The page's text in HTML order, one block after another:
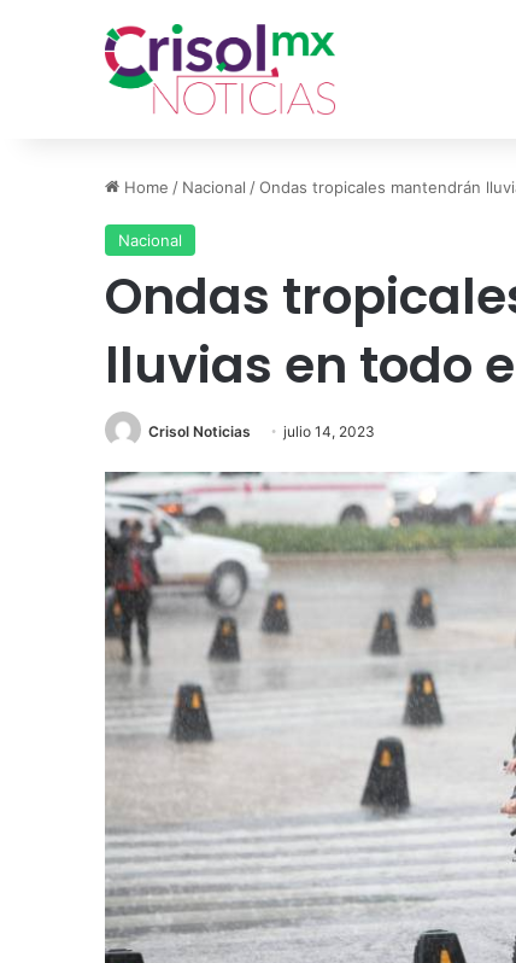
Home / Nacional /Ondas tropicales mantendrán
Nacional
Ondas
lluvias en todo
Crisol Noticias julio 14, 2023